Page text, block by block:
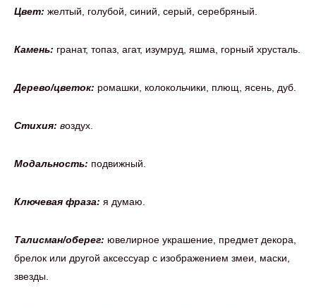
Цвет: желтый, голубой, синий, серый, серебряный.
Камень: гранат, топаз, агат, изумруд, яшма, горный хрусталь.
Дерево/цветок: ромашки, колокольчики, плющ, ясень, дуб.
Стихия: воздух.
Модальность: подвижный.
Ключевая фраза: я думаю.
Талисман/оберег: ювелирное украшение, предмет декора,
брелок или другой аксессуар с изображением змеи, маски,
звезды.